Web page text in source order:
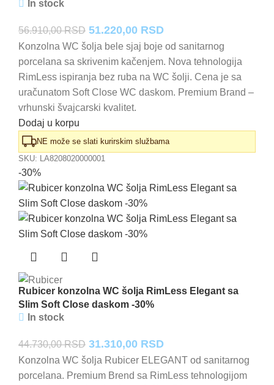
In stock
56.910,00RSD Originalna
cena
je
bila:
56.910,00 RSD.
51.220,00 RSDTrenutna
cena
je:
51.220,00 RSD.
Konzolna WC šolja bele sjaj boje od sanitarnog
porcelana sa skrivenim kačenjem. Nova tehnologija
RimLess ispiranja bez ruba na WC šolji. Cena je sa
uračunatom Soft Close WC daskom. Premium Brand –
vrhunski švajcarski kvalitet.
Dodaj u korpu
NE može se slati kurirskim službama
SKU: LA8208020000001
-30%
Rubicer konzolna WC šolja RimLess Elegant sa
Slim Soft Close daskom -30%
In stock
44.730,00RSD Originalna
cena
je
31.310,00 RSDTrenutna
cena
je:
Konzolna WC šolja Rubicer ELEGANT od sanitarnog
porcelana. Premium Brend sa RimLess tehnologijom